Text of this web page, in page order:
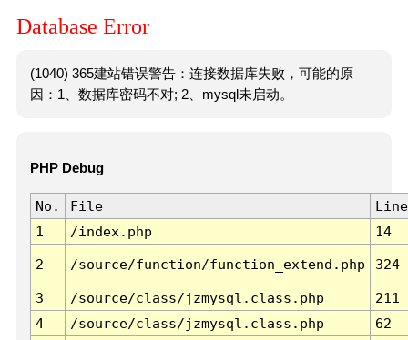
Database Error
(1040) 365建站错误警告：连接数据库失败，可能的原
因：1、数据库密码不对; 2、mysql未启动。
PHP Debug
No. File
Line
1
/index.php 14
2 /source/function/function_extend.php 324
3 /source/class/jzmysql.class.php
211
4
/source/class/jzmysql.class.php
62